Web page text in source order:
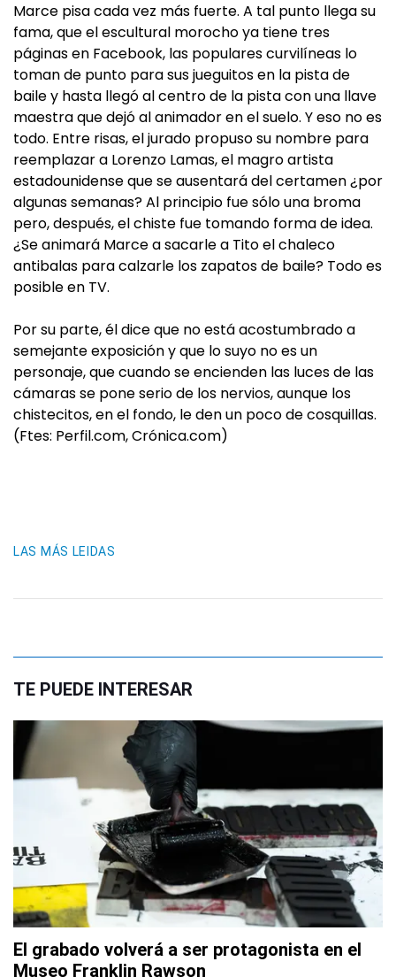
Marce pisa cada vez más fuerte. A tal punto llega su
fama, que el escultural morocho ya tiene tres
páginas en Facebook, las populares curvilíneas lo
toman de punto para sus jueguitos en la pista de
baile y hasta llegó al centro de la pista con una llave
maestra que dejó al animador en el suelo. Y eso no es
todo. Entre risas, el jurado propuso su nombre para
reemplazar a Lorenzo Lamas, el magro artista
estadounidense que se ausentará del certamen ¿por
algunas semanas? Al principio fue sólo una broma
pero, después, el chiste fue tomando forma de idea.
¿Se animará Marce a sacarle a Tito el chaleco
antibalas para calzarle los zapatos de baile? Todo es
posible en TV.
Por su parte, él dice que no está acostumbrado a
semejante exposición y que lo suyo no es un
personaje, que cuando se encienden las luces de las
cámaras se pone serio de los nervios, aunque los
chistecitos, en el fondo, le den un poco de cosquillas.
(Ftes: Perfil.com, Crónica.com)
LAS MÁS LEIDAS
TE PUEDE INTERESAR
El grabado volverá a ser protagonista en el
Museo Franklin Rawson